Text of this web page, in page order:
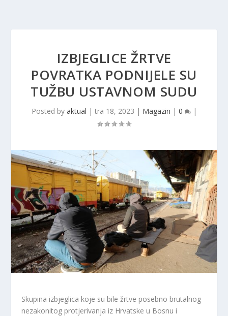
IZBJEGLICE ŽRTVE
POVRATKA PODNIJELE SU
TUŽBU USTAVNOM SUDU
Posted by aktual | tra 18, 2023 | Magazin | 0 |
Skupina izbjeglica koje su bile žrtve posebno brutalnog
nezakonitog protjerivanja iz Hrvatske u Bosnu i